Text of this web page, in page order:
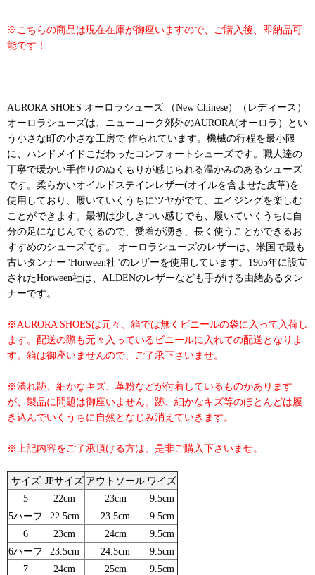
※こちらの商品は現在在庫が御座いますので、ご購入後、即納品可
能です！
AURORA SHOES オーロラシューズ （New Chinese）（レディース）
オーロラシューズは、ニューヨーク郊外のAURORA(オーロラ）とい
う小さな町の小さな工房で 作られています。機械の行程を最小限
に、ハンドメイドこだわったコンフォートシューズです。職人達の
丁寧で暖かい手作りのぬくもりが感じられる温かみのあるシューズ
です。柔らかいオイルドステインレザー(オイルを含ませた皮革)を
使用しており、履いていくうちにツヤがでて、エイジングを楽しむ
ことができます。最初は少しきつい感じでも、履いていくうちに自
分の足になじんでくるので、愛着が湧き、長く使うことができるお
すすめのシューズです。 オーロラシューズのレザーは、米国で最も
古いタンナー"Horween社"のレザーを使用しています。1905年に設立
されたHorween社は、ALDENのレザーなども手がける由緒あるタン
ナーです。
※AURORA SHOESは元々、箱では無くビニールの袋に入って入荷し
ます。配送の際も元々入っているビニールに入れての配送となりま
す。箱は御座いませんので、ご了承下さいませ。
※潰れ跡、細かなキズ、革粉などが付着しているものがあります
が、製品に問題は御座いません。跡、細かなキズ等のほとんどは履
き込んでいくうちに自然となじみ消えていきます。
※上記内容をご了承頂ける方は、是非ご購入下さいませ。
サイズ JPサイズ アウトソール ワイズ
5
22cm 23cm
9.5cm
5ハーフ
22.5cm 23.5cm
9.5cm
6
23cm 24cm
9.5cm
6ハーフ
23.5cm 24.5cm
9.5cm
7
24cm 25cm
9.5cm